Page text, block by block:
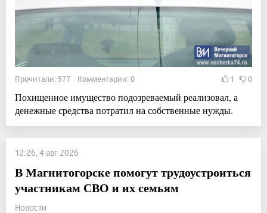
Прочитали: 577 Комментарии: 0 1 0
Похищенное имущество подозреваемый реализовал, а
денежные средства потратил на собственные нужды.
12:26, 4 авг 2026
В Магнитогорске помогут трудоустроиться
участникам СВО и их семьям
Новости